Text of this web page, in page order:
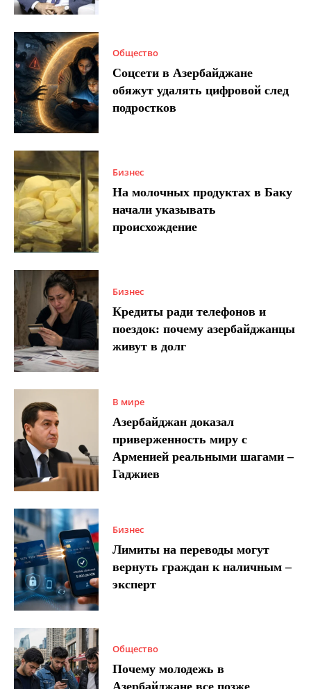
Общество
Соцсети в Азербайджане
обяжут удалять цифровой след
подростков
Бизнес
На молочных продуктах в Баку
начали указывать
происхождение
Бизнес
Кредиты ради телефонов и
поездок: почему азербайджанцы
живут в долг
В мире
Азербайджан доказал
приверженность миру с
Арменией реальными шагами –
Гаджиев
Бизнес
Лимиты на переводы могут
вернуть граждан к наличным –
эксперт
Общество
Почему молодежь в